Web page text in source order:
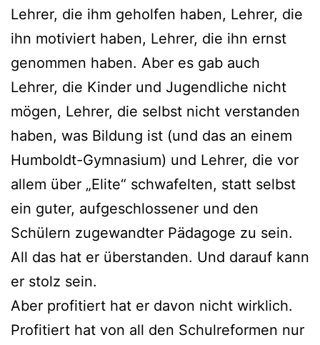
Lehrer, die ihm geholfen haben, Lehrer, die
ihn motiviert haben, Lehrer, die ihn ernst
genommen haben. Aber es gab auch
Lehrer, die Kinder und Jugendliche nicht
mögen, Lehrer, die selbst nicht verstanden
haben, was Bildung ist (und das an einem
Humboldt-Gymnasium) und Lehrer, die vor
allem über „Elite“ schwafelten, statt selbst
ein guter, aufgeschlossener und den
Schülern zugewandter Pädagoge zu sein.
All das hat er überstanden. Und darauf kann
er stolz sein.
Aber profitiert hat er davon nicht wirklich.
Profitiert hat von all den Schulreformen nur